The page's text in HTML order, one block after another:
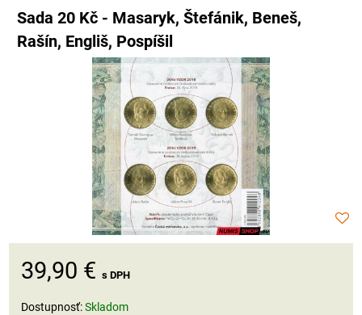
Sada 20 Kč - Masaryk, Štefánik, Beneš,
Rašín, Engliš, Pospíšil
39,90 € s DPH
Dostupnosť:Skladom